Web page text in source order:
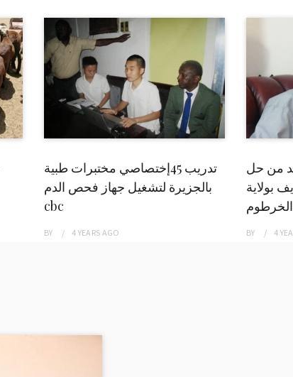
تدريب 45إختصاصي مختبرات طبية
بالجزيرة لتشغيل جهاز فحص الدم
cbc
BY 4 YEARS AGO
من حل
بولاية
الخرطوم
BY 4